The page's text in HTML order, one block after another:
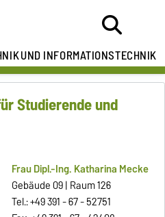
UND INFORMATIONSTECHNIK
Studierende und
Frau Dipl.-Ing. Katharina Mecke
Gebäude 09 | Raum 126
Tel.: +49 391 - 67 - 52751